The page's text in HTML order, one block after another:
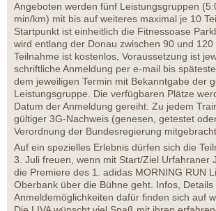
Angeboten werden fünf Leistungsgruppen
min/km) mit bis auf weiteres maximal je 10
Startpunkt ist einheitlich die Fitnessoase
wird entlang der Donau zwischen 90 und 120
Teilnahme ist kostenlos, Voraussetzung ist
schriftliche Anmeldung per e-mail bis
dem jeweiligen Termin mit Bekanntgabe der
Leistungsgruppe. Die verfügbaren Plätze
Datum der Anmeldung gereiht. Zu jedem
gültiger 3G-Nachweis (genesen, getestet
Verordnung der Bundesregierung
Auf ein spezielles Erlebnis dürfen sich die
3. Juli freuen, wenn mit Start/Ziel Urfahraner
die Premiere des 1. adidas MORNING RUN
Oberbank über die Bühne geht. Infos, Details
Anmeldemöglichkeiten dafür finden sich auf